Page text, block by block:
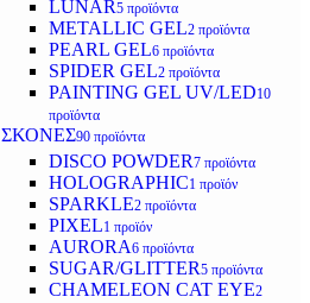
LUNAR5 προϊόντα
METALLIC GEL2 προϊόντα
PEARL GEL6 προϊόντα
SPIDER GEL2 προϊόντα
PAINTING GEL UV/LED10
προϊόντα
ΣΚΟΝΕΣ90 προϊόντα
DISCO POWDER7 προϊόντα
HOLOGRAPHIC1 προϊόν
SPARKLE2 προϊόντα
PIXEL1 προϊόν
AURORA6 προϊόντα
SUGAR/GLITTER5 προϊόντα
CHAMELEON CAT EYE2